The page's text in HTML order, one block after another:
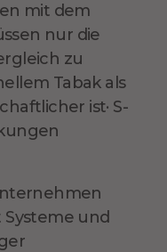
mit dem
nur die
zu
Tabak als
ist· S-
Systeme und